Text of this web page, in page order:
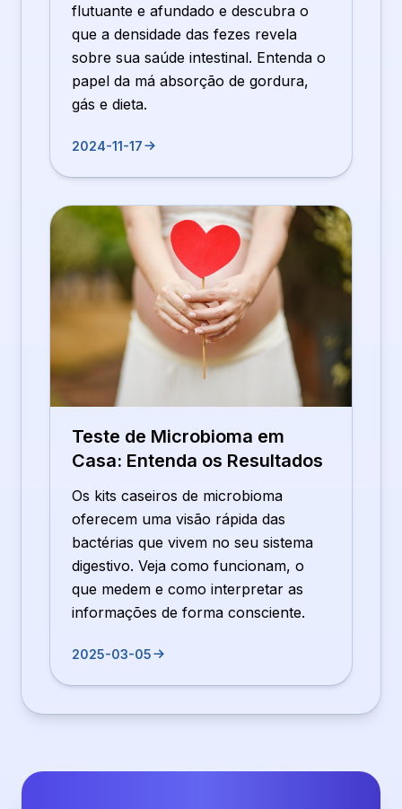
flutuante e afundado e descubra o
que a densidade das fezes revela
sobre sua saúde intestinal. Entenda o
papel da má absorção de gordura,
gás e dieta.
2024-11-17
Teste de Microbioma em
Casa: Entenda os Resultados
Os kits caseiros de microbioma
oferecem uma visão rápida das
bactérias que vivem no seu sistema
digestivo. Veja como funcionam, o
que medem e como interpretar as
informações de forma consciente.
2025-03-05